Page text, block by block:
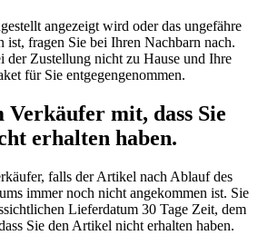
angezeigt wird oder das ungefähre
ist, fragen Sie bei Ihren Nachbarn nach.
der Zustellung nicht zu Hause und Ihre
für Sie entgegengenommen.
Verkäufer mit, dass Sie
erhalten haben.
falls der Artikel nach Ablauf des
immer noch nicht angekommen ist. Sie
Lieferdatum 30 Tage Zeit, dem
Sie den Artikel nicht erhalten haben.